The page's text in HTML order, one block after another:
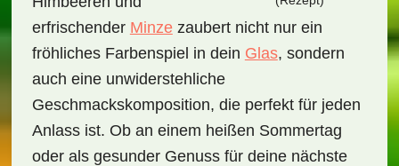
erfrischender Minzezaubert nicht nur ein
fröhliches Farbenspiel in dein Glas, sondern
auch eine unwiderstehliche
Geschmackskomposition, die perfekt für jeden
Anlass ist. Ob an einem heißen Sommertag
oder als gesunder Genuss für deine nächste